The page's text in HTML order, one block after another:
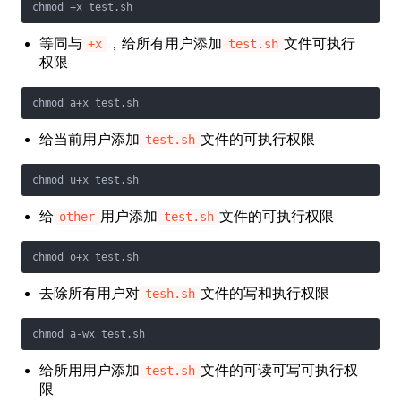
chmod +x test.sh
等同与 +x ，给所有用户添加 test.sh 文件可执行
权限
chmod a+x test.sh
给当前用户添加 test.sh 文件的可执行权限
chmod u+x test.sh
给 other 用户添加 test.sh 文件的可执行权限
chmod o+x test.sh
去除所有用户对 tesh.sh 文件的写和执行权限
chmod a-wx test.sh
给所用用户添加 test.sh 文件的可读可写可执行权
限